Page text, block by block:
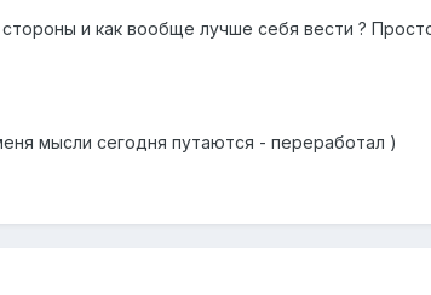
и как вообще лучше себя вести ?
мысли сегодня путаются - переработал )